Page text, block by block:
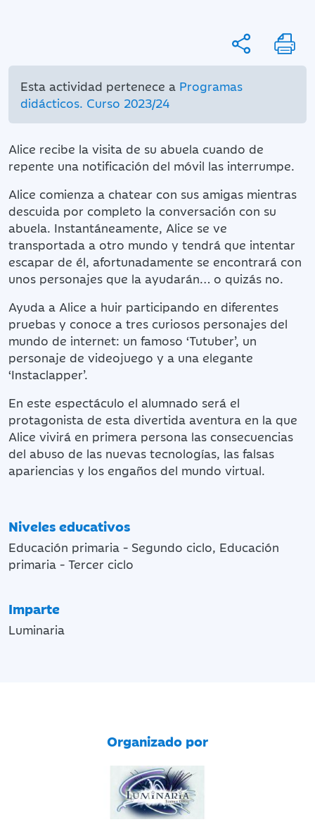
Esta actividad pertenece a Programas
didácticos. Curso 2023/24
Alice recibe la visita de su abuela cuando de
repente una notificación del móvil las interrumpe.
Alice comienza a chatear con sus amigas mientras
descuida por completo la conversación con su
abuela. Instantáneamente, Alice se ve
transportada a otro mundo y tendrá que intentar
escapar de él, afortunadamente se encontrará con
unos personajes que la ayudarán… o quizás no.
Ayuda a Alice a huir participando en diferentes
pruebas y conoce a tres curiosos personajes del
mundo de internet: un famoso ‘Tutuber’, un
personaje de videojuego y a una elegante
‘Instaclapper’.
En este espectáculo el alumnado será el
protagonista de esta divertida aventura en la que
Alice vivirá en primera persona las consecuencias
del abuso de las nuevas tecnologías, las falsas
apariencias y los engaños del mundo virtual.
Niveles educativos
Educación primaria - Segundo ciclo, Educación
primaria - Tercer ciclo
Imparte
Luminaria
Organizado por